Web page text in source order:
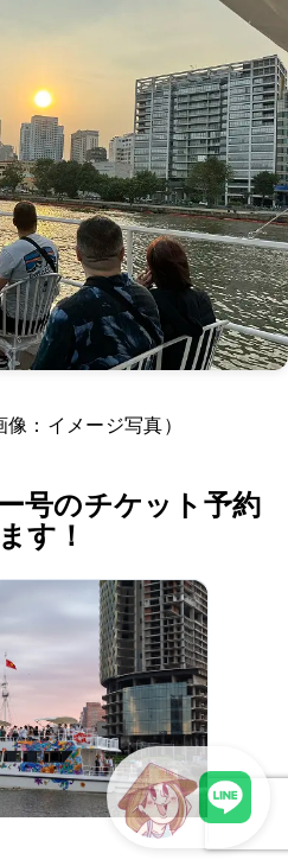
：イメージ写真）
号のチケット予約
す！